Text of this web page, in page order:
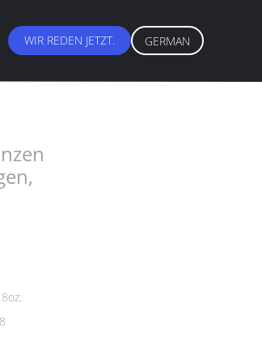
WIR REDEN JETZT. GERMAN